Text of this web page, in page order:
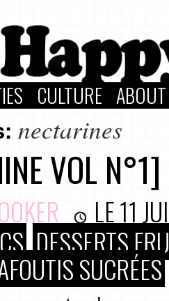
CULTURE
nectarines
VOL
LE11
DESSERTS
SUCRÉES